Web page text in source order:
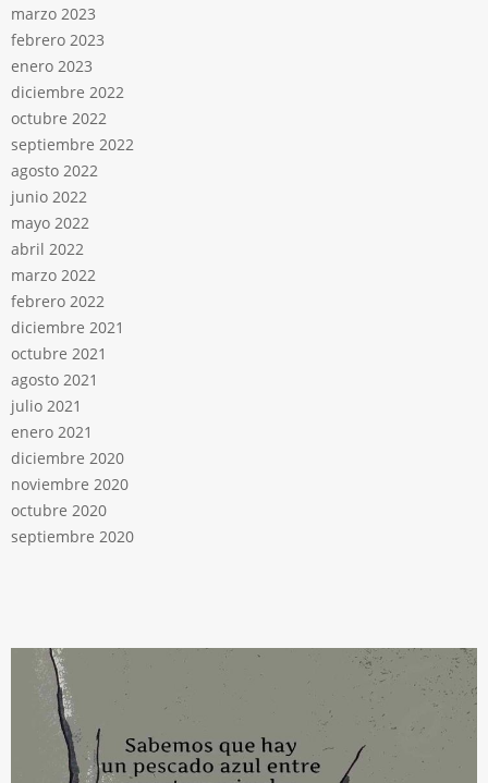
marzo 2023
febrero 2023
enero 2023
diciembre 2022
octubre 2022
septiembre 2022
agosto 2022
junio 2022
mayo 2022
abril 2022
marzo 2022
febrero 2022
diciembre 2021
octubre 2021
agosto 2021
julio 2021
enero 2021
diciembre 2020
noviembre 2020
octubre 2020
septiembre 2020